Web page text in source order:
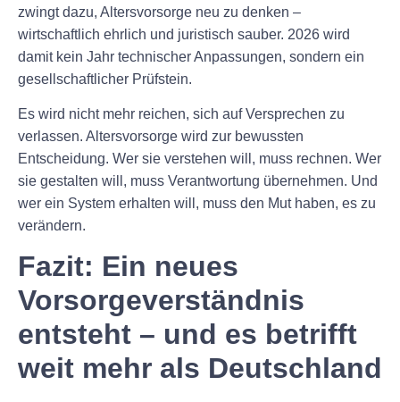
zwingt dazu, Altersvorsorge neu zu denken –
wirtschaftlich ehrlich und juristisch sauber. 2026 wird
damit kein Jahr technischer Anpassungen, sondern ein
gesellschaftlicher Prüfstein.
Es wird nicht mehr reichen, sich auf Versprechen zu
verlassen. Altersvorsorge wird zur bewussten
Entscheidung. Wer sie verstehen will, muss rechnen. Wer
sie gestalten will, muss Verantwortung übernehmen. Und
wer ein System erhalten will, muss den Mut haben, es zu
verändern.
Fazit: Ein neues
Vorsorgeverständnis
entsteht – und es betrifft
weit mehr als Deutschland